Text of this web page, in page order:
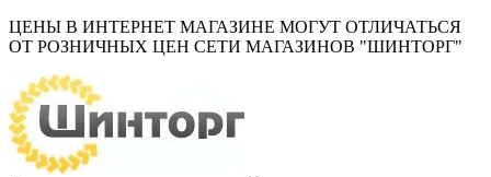
ЦЕНЫ В ИНТЕРНЕТ МАГАЗИНЕ МОГУТ ОТЛИЧАТЬСЯ
ОТ РОЗНИЧНЫХ ЦЕН СЕТИ МАГАЗИНОВ "ШИНТОРГ"